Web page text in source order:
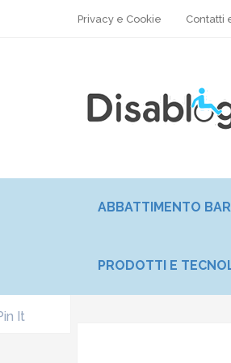
Privacy e Cookie Contatti
ABBATTIMENTO
PRODOTTI E
It